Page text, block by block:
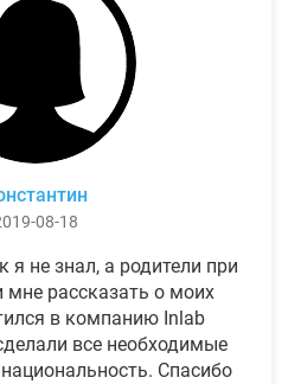
08-18
не знал, а родители при
мне рассказать о моих
в компанию Inlab
все необходимые
Спасибо